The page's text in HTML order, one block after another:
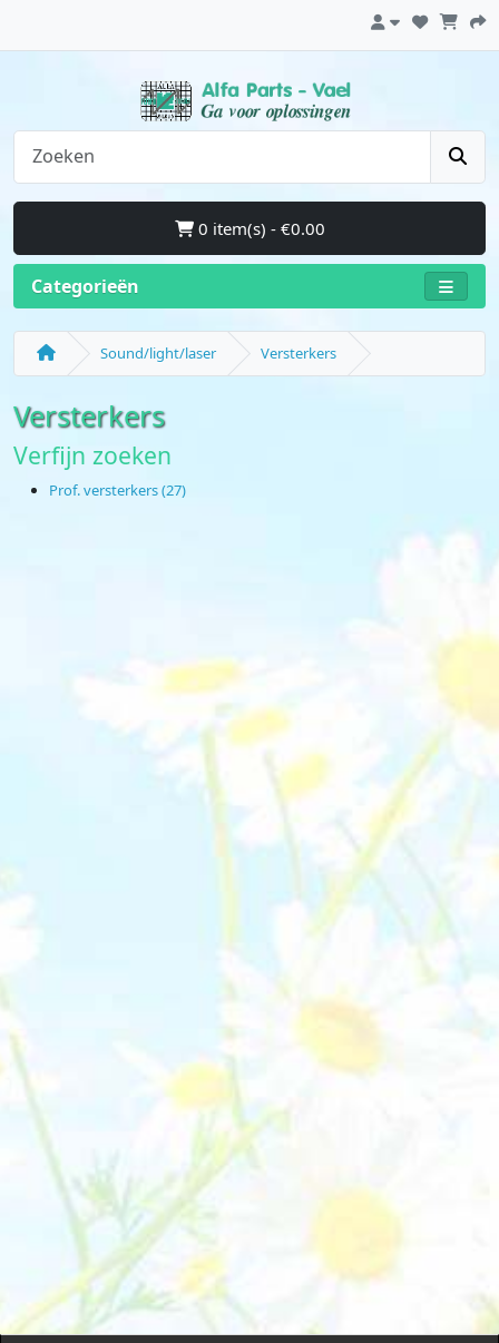
0 item(s) - €0.00
Categorieën
Sound/light/laser Versterkers
Versterkers
Verfijn zoeken
Prof. versterkers (27)